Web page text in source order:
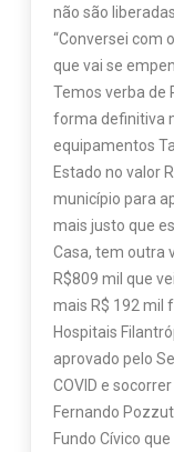
não são
“Conversei com
que vai se
Temos verba de
forma definitiva
equipamentos
Estado no valor
município para
mais justo que
Casa, tem outra
R$809 mil que
mais R$ 192 mil
Hospitais
aprovado pelo
COVID e
Fernando
Fundo Cívico